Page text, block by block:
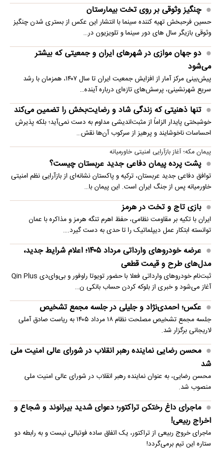
چنگیز وثوقی بر روی تخت بیمارستان
حسین فرحبخش تهیه کننده سینما با انتشار این عکس از بستری شدن چنگیز
وثوقی بازیگر سال های دور سینما و تلویزیون در…
دو جهان موازی در شهرهای ایران و جمعیتی که بیشتر
می‌شود
پیش‌بینی مرکز آمار از افزایش جمعیت ایران تا سال ۱۴۰۷، همزمان با رشد
سریع شهرنشینی، پرسش‌های تازه‌ای درباره آینده…
تنها ذهنیتی که زندگی شاد و رضایت‌بخش را تضمین می‌کند
خوشبختی پایدار الزاماً از مثبت‌اندیشی مداوم به دست نمی‌آید؛ بلکه پذیرش
احساسات ناخوشایند و پرهیز از سرکوب آن‌ها نقش…
پیمان مکه؛ آغاز بازآرایی امنیتی خاورمیانه
پشت پرده پیمان دفاعی جدید عربستان چیست؟
توافق دفاعی جدید عربستان، ترکیه و پاکستان نشانه‌ای از بازآرایی نظم امنیتی
خاورمیانه پس از جنگ ایران است. این پیمان با…
بازی تاج و تخت در هرمز
ایران با تکیه بر مقاومت نظامی، حفظ اهرم تنگه هرمز و مذاکره با عمان
توانسته ابتکار عمل دیپلماتیک را تا حدی به دست گیرد.…
عرضه خودروهای وارداتی مرداد ۱۴۰۵؛ اعلام شرایط جدید،
مدل‌های طرح و قیمت قطعی
ثبت‌نام خودروهای وارداتی فعلا با حضور تویوتا راوفور و بی‌وای‌دی Qin Plus
آغاز می‌شود و خبری از بلوکه‌ کردن حساب بانکی ن…
عکس؛ احمدی‌نژاد و جلیلی در جلسه مجمع تشخیص
جلسه مجمع تشخیص مصلحت نظام ۱۸ مرداد ۱۴۰۵ به ریاست صادق آملی
لاریجانی برگزار شد.
محسن رضایی نماینده رهبر انقلاب در شورای عالی امنیت ملی
شد
محسن رضایی، به عنوان نماینده رهبر انقلاب در شورای عالی امنیت ملی
منصوب شد.
ماجرای داغ رختکن تراکتور؛ دعوای شدید بیرانوند و شجاع و
اخراج ربیعی!
ماجرای خروج ربیعی از تراکتور، یک اتفاق ساده فوتبالی نیست و به رابطه دو
ستاره این تیم برمی‌گردد!